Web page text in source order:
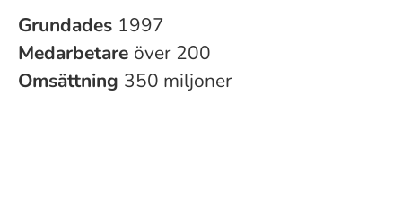
Grundades 1997
Medarbetare över 200
Omsättning 350 miljoner